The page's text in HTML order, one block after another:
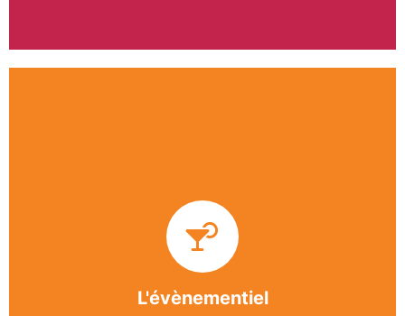
L'évènementiel
BASE apporte des solutions innovantes et
originales dans l’organisation des manifestations,
festivals, conventions, colloques et assemblées